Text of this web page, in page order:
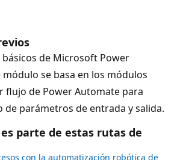
de Microsoft Power
se basa en los módulos
flujo de Power Automate para
de parámetros de entrada y salida.
parte de estas rutas de
con la automatización robótica de